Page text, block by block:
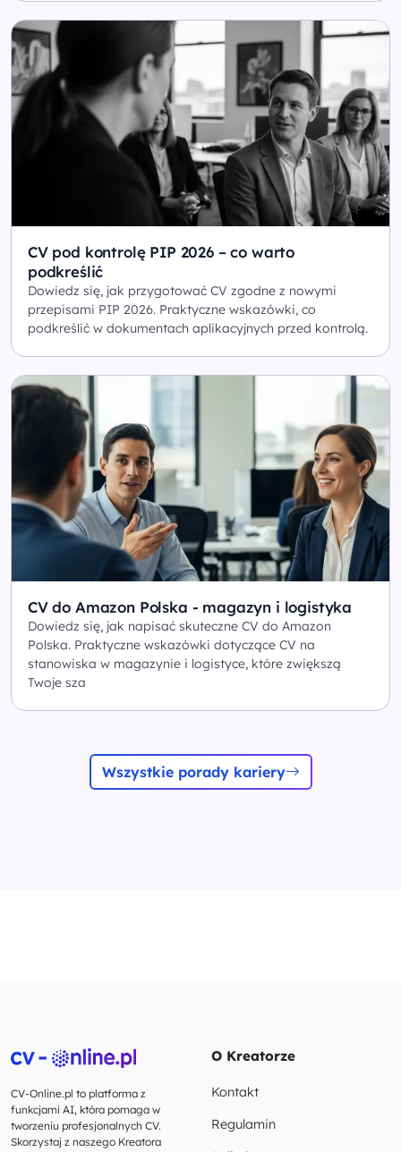
CV pod kontrolę PIP 2026 – co warto
podkreślić
Dowiedz się, jak przygotować CV zgodne z nowymi
przepisami PIP 2026. Praktyczne wskazówki, co
podkreślić w dokumentach aplikacyjnych przed kontrolą.
CV do Amazon Polska - magazyn i logistyka
Dowiedz się, jak napisać skuteczne CV do Amazon
Polska. Praktyczne wskazówki dotyczące CV na
stanowiska w magazynie i logistyce, które zwiększą
Twoje sza
Wszystkie porady kariery
CV-Online.pl to platforma z
funkcjami AI, która pomaga w
tworzeniu profesjonalnych CV.
Skorzystaj z naszego Kreatora
O Kreatorze
Kontakt
Regulamin